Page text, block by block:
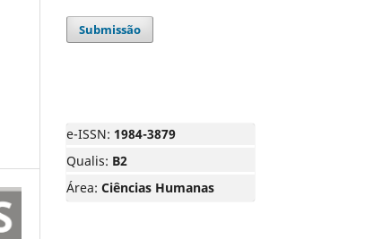
Submissão
e-ISSN: 1984-3879
Qualis: B2
Área: Ciências Humanas